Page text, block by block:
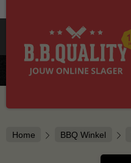
Home BBQ Winkel